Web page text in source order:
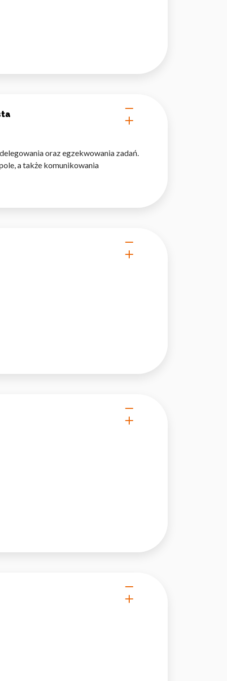
oraz egzekwowania zadań.
a także komunikowania
zachowują się
ciasteczek.